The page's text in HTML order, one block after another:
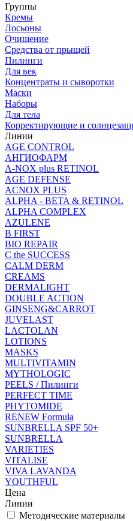
Группы
Кремы
Лосьоны
Очищение
Средства от прыщей
Пилинги
Для век
Концентраты и сыворотки
Маски
Наборы
Для тела
Корректирующие и
Линии
AGE CONTROL
АНГИОФАРМ
A-NOX plus RETINOL
AGE DEFENSE
ACNOX PLUS
ALPHA - BETA & RETINOL
ALPHA COMPLEX
AZULENE
B FIRST
BIO REPAIR
C the SUCCESS
CALM DERM
CREAMS
DERMALIGHT
DOUBLE ACTION
GINSENG&CARROT
JUVELAST
LACTOLAN
LOTIONS
MASKS
MULTIVITAMIN
MYTHOLOGIC
PEELS / Пилинги
PERFECT TIME
PHYTOMIDE
RENEW Formula
SUNBRELLA SPF 50+
SUNBRELLA
VARIETIES
VITALISE
VIVA LAVANDA
YOUTHFUL
Цена
Линии
Методические материалы